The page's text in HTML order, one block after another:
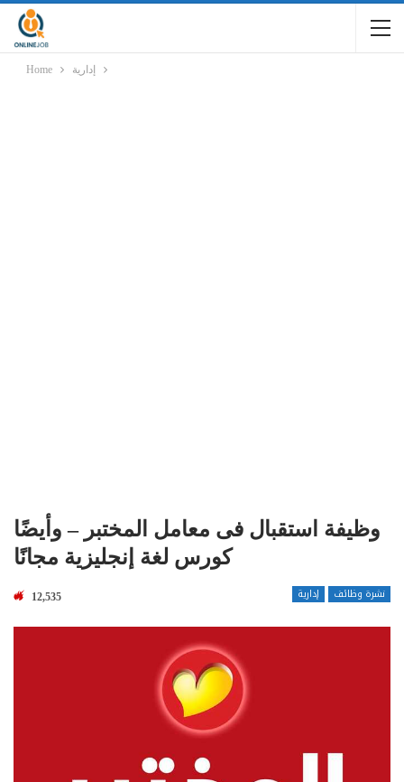
Home إدارية
وظيفة استقبال فى معامل المختبر – وأيضًا
كورس لغة إنجليزية مجانًا
إدارية نشرة وظائف 12,535